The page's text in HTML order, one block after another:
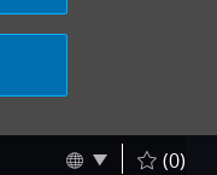
Language
Korean (0)